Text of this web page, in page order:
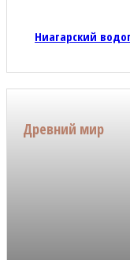
Ниагарский
Древний мир